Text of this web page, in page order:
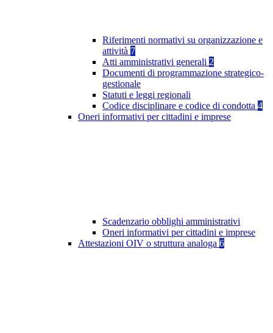
Riferimenti normativi su organizzazione e
attività 7
Atti amministrativi generali 2
Documenti di programmazione strategico-
gestionale
Statuti e leggi regionali
Codice disciplinare e codice di condotta 4
Oneri informativi per cittadini e imprese
Scadenzario obblighi amministrativi
Oneri informativi per cittadini e imprese
Attestazioni OIV o struttura analoga 6